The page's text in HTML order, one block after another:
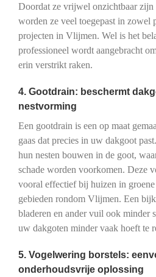
Doordat ze vrijwel onzichtbaar zijn
worden ze veel toegepast in zowel
projecten in Vlijmen. Wel is het
professioneel wordt aangebracht
erin verstrikt raken.
4. Gootdrain: beschermt
nestvorming
Een gootdrain is een op maat
gaas dat precies in uw dakgoot
hun nesten bouwen in de goot,
schade worden voorkomen. Deze
vooral effectief bij huizen in
gebieden rondom Vlijmen. Een
bladeren en ander vuil ook minder
uw dakgoten minder vaak hoeft te
5. Vogelwering borstels:
onderhoudsvrije oplossing